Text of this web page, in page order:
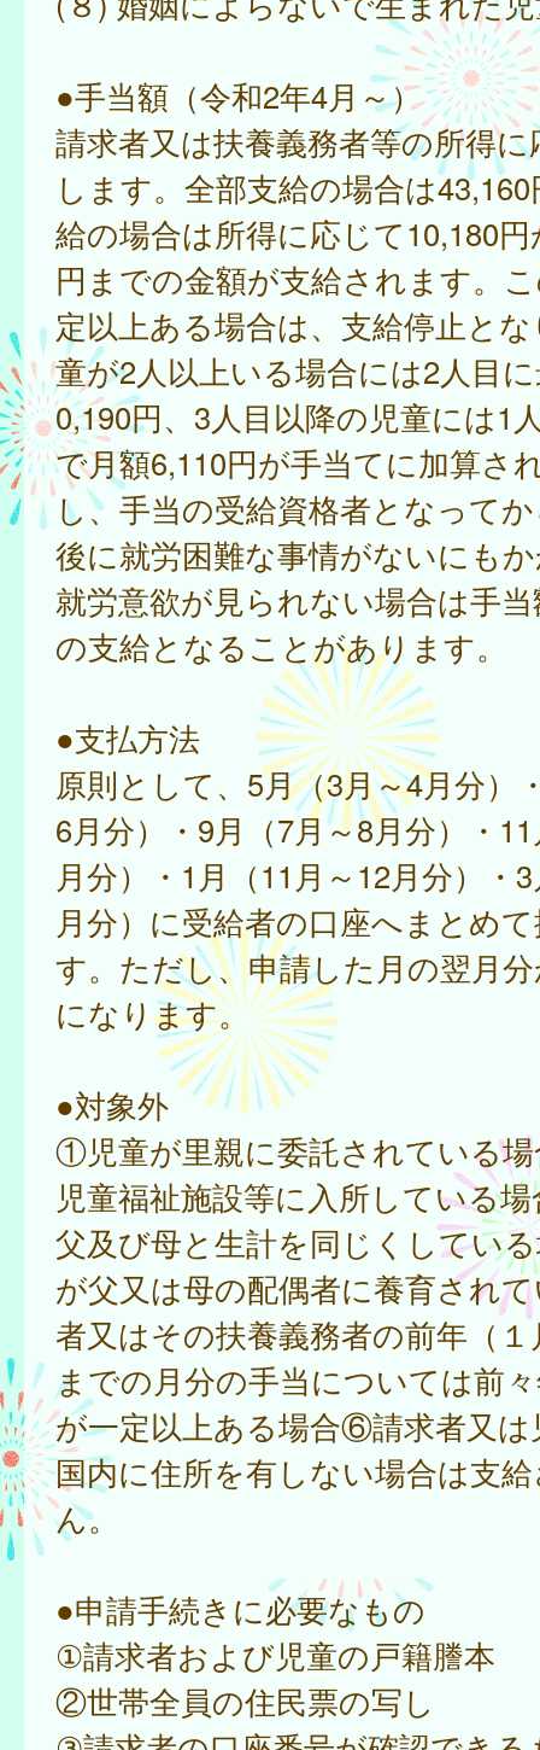
●手当額（令和2年4月～）
請求者又は扶養義務者等の所得
します。全部支給の場合は
給の場合は所得に応じて10,180
円までの金額が支給されます。
定以上ある場合は、支給停止と
童が2人以上いる場合には2人目
0,190円、3人目以降の児童には1
で月額6,110円が手当てに加算さ
し、手当の受給資格者となって
後に就労困難な事情がないにも
就労意欲が見られない場合は手
の支給となることがあります。
●支払方法
原則として、5月（3月～4月分）
6月分）・9月（7月～8月分）・
月分）・1月（11月～12月分）・
月分）に受給者の口座へまとめ
す。ただし、申請した月の翌月
になります。
●対象外
①児童が里親に委託されている
児童福祉施設等に入所している
父及び母と生計を同じくしてい
が父又は母の配偶者に養育され
者又はその扶養義務者の前年（
までの月分の手当については前
が一定以上ある場合⑥請求者又は
国内に住所を有しない場合は支
ん。
●申請手続きに必要なもの
①請求者および児童の戸籍謄本
②世帯全員の住民票の写し